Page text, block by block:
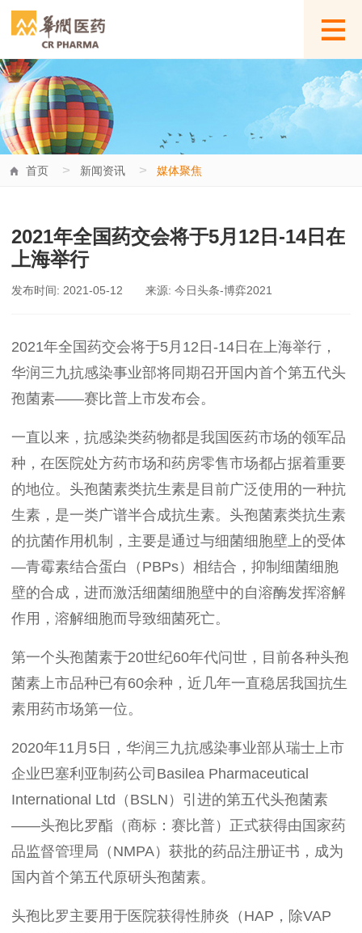
首页 > 新闻资讯 > 媒体聚焦
2021年全国药交会将于5月12日-14日在
上海举行
发布时间: 2021-05-12 来源: 今日头条-博弈2021
2021年全国药交会将于5月 12 日-14 日在上海举行，
华润三九抗感染事业部将同期召开国内首个第五代头
孢菌素——赛比普上市发布会。
一直以来，抗感染类药物都是我国医药市场的领军品
种，在医院处方药市场和药房零售市场都占据着重要
的地位。头孢菌素类抗生素是目前广泛使用的一种抗
生素，是一类广谱半合成抗生素。头孢菌素类抗生素
的抗菌作用机制，主要是通过与细菌细胞壁上的受体
—青霉素结合蛋白（ PBPs）相结合，抑制细菌细胞
壁的合成，进而激活细菌细胞壁中的自溶酶发挥溶解
作用，溶解细胞而导致细菌死亡。
第一个头孢菌素于20世纪60年代问世，目前各种头孢
菌素上市品种已有60余种，近几年一直稳居我国抗生
素用药市场第一位。
2020年11 月 5 日，华润三九抗感染事业部从瑞士上市
企业巴塞利亚制药公司 Basilea Pharmaceutical
International Ltd
（ BSLN ）引进的第五代头孢菌素
——头孢比罗酯（商标：赛比普）正式获得由国家药
品监督管理局（ NMPA）获批的药品注册证书，成为
国内首个第五代原研头孢菌素。
头孢比罗主要用于医院获得性肺炎（ HAP ，除VAP